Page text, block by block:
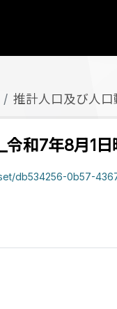
推計人口及び人
和7年8月1日
0b57-4367-886c-